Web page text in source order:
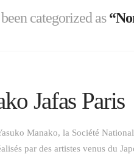
categorized as
Jafas Paris
Manako, la Société
par des artistes venus du